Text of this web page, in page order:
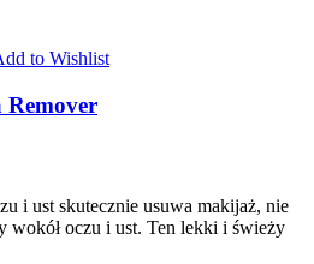
to Wishlist
Remover
i ust skutecznie usuwa makijaż, nie
wokół oczu i ust. Ten lekki i świeży